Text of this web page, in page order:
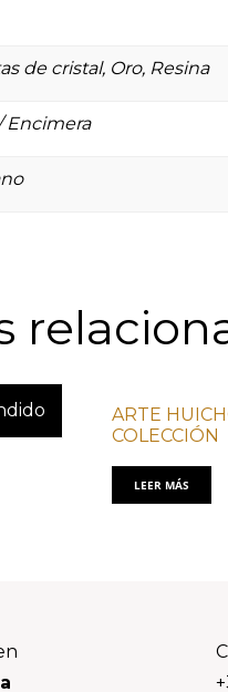
de cristal, Oro, Resina
Encimera
ARTE
COLECCIÓN
LEER MÁS